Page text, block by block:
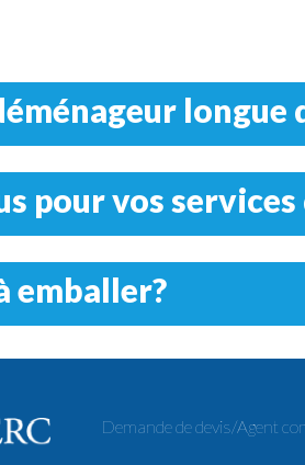
longue
pour vos services
emballer?
Demande de devis/Agent